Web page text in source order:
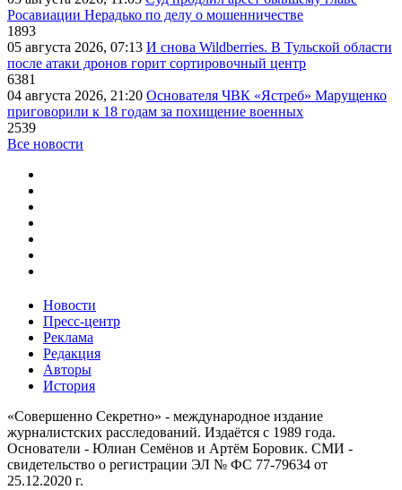
Росавиации Нерадько по делу о мошенничестве
1893
05 августа 2026, 07:13 И снова Wildberries. В Тульской области
после атаки дронов горит сортировочный центр
6381
04 августа 2026, 21:20 Основателя ЧВК «Ястреб» Марущенко
приговорили к 18 годам за похищение военных
2539
Все новости
Новости
Пресс-центр
Реклама
Редакция
Авторы
История
«Совершенно Секретно» - международное издание
журналистских расследований. Издаётся с 1989 года.
Основатели - Юлиан Семёнов и Артём Боровик. CМИ -
свидетельство о регистрации ЭЛ № ФС 77-79634 от
25.12.2020 г.